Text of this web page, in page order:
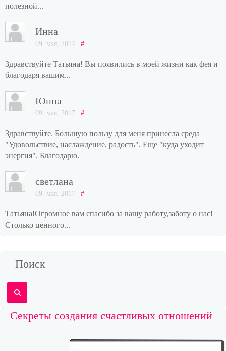
полезной...
Инна
09. мая, 2017 | #
Здравствуйте Татьяна! Вы появились в моей жизни как фея и
благодаря вашим...
Юнна
09. мая, 2017 | #
Здравствуйте. Большую пользу для меня принесла среда
"Удовольствие, наслаждение, радость". Еще "куда уходит
энергия". Благодарю.
светлана
09. мая, 2017 | #
Татьяна!Огромное вам спасибо за вашу работу,заботу о нас!
Столько ценного...
Поиск
Секреты создания счастливых отношений